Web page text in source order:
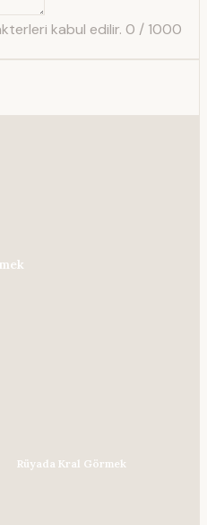
kabul edilir. 0 / 1000
Rüyada Kral Görmek